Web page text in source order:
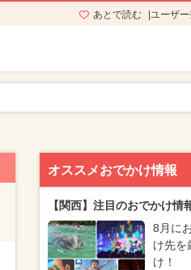
あとで読む ユーザ
オススメおでかけ情報
【関西】注目のおでかけ情
8月に
け先を
け！